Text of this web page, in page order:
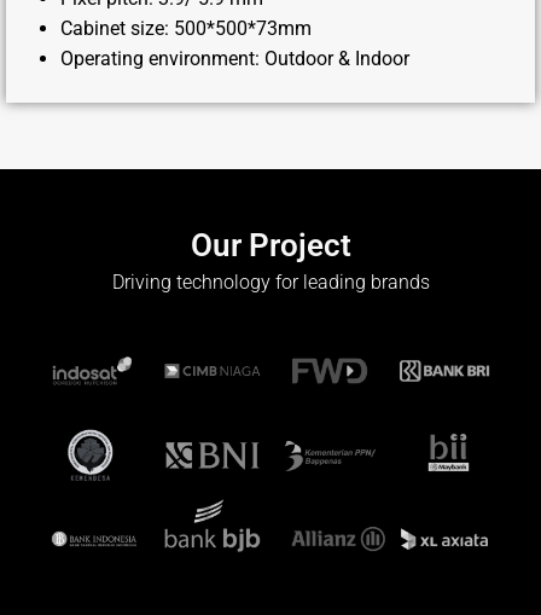
Cabinet size: 500*500*73mm
Operating environment: Outdoor & Indoor
Our Project
Driving technology for leading brands